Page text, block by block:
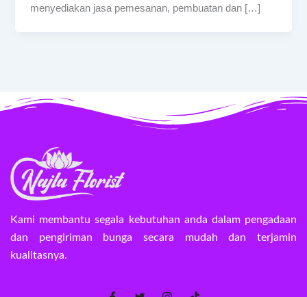
menyediakan jasa pemesanan, pembuatan dan […]
Kami membantu segala kebutuhan anda dalam pengadaan
dan pengiriman bunga secara mudah dan terjamin
kualitasnya.